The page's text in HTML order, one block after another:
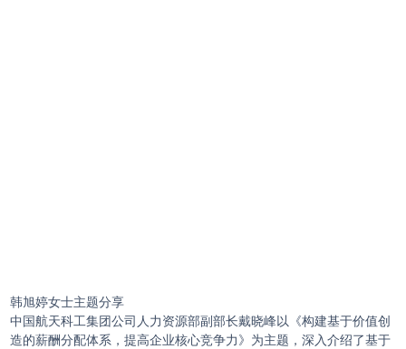
韩旭婷女士主题分享
中国航天科工集团公司人力资源部副部长戴晓峰以《构建基于价值创
造的薪酬分配体系，提高企业核心竞争力》为主题，深入介绍了基于